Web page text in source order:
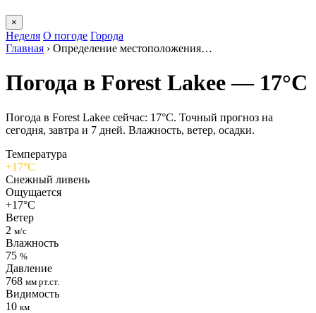
×
Неделя О погоде Города
Главная › Определение местоположения…
Погода в Forest Lakeе — 17°C
Погода в Forest Lakeе сейчас: 17°C. Точный прогноз на
сегодня, завтра и 7 дней. Влажность, ветер, осадки.
Температура
+17°C
Снежный ливень
Ощущается
+17°C
Ветер
2 м/с
Влажность
75 %
Давление
768 мм рт.ст.
Видимость
10 км